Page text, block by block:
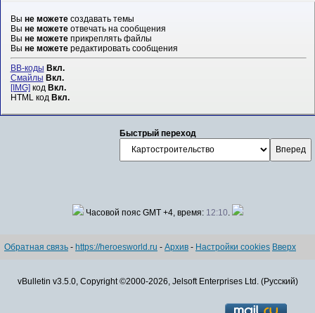
Вы не можетесоздавать темы
Вы не можетеотвечать на сообщения
Вы не можетеприкреплять файлы
Вы не можетередактировать сообщения
BB-коды Вкл.
Смайлы Вкл.
[IMG]код Вкл.
HTML код Вкл.
Быстрый переход
Часовой пояс GMT +4, время: 12:10.
Обратная связь - https://heroesworld.ru - Архив - Настройки cookies Вверх
vBulletin v3.5.0, Copyright ©2000-2026, Jelsoft Enterprises Ltd. (Русский)